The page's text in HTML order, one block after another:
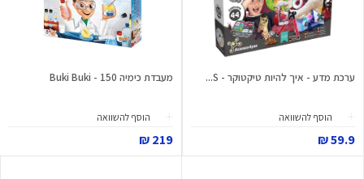
ערכת מדע - איך להיות טיקטוקר - S...
הוסף להשוואה
59.9 ₪
מעבדת כימיה 150 - Buki Buki
הוסף להשוואה
219 ₪